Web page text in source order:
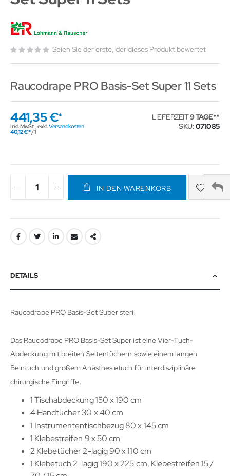
Seien Sie der erste, der dieses Produkt bewertet
Raucodrape PRO Basis-Set Super 11 Sets
441,35 €
Inkl. MwSt.,exkl.Versandkosten
40,12 € / 1
LIEFERZEIT9 TAGE
SKU 071085
IN DEN WARENKORB
DETAILS
Raucodrape PRO Basis-Set Super steril
Das Raucodrape PRO Basis-Set Super ist eine Vier-Tuch-
Abdeckung mit breiten Seitentüchern sowie einem langen
Beintuch und großem Anästhesietuch für interdisziplinäre
chirurgische Eingriffe.
1 Tischabdeckung 150 x 190 cm
4 Handtücher 30 x 40 cm
1 Instrumententischbezug 80 x 145 cm
1 Klebestreifen 9 x 50 cm
2 Klebetücher 2-lagig 90 x 110 cm
1 Klebetuch 2-lagig 190 x 225 cm, Klebestreifen 15 /